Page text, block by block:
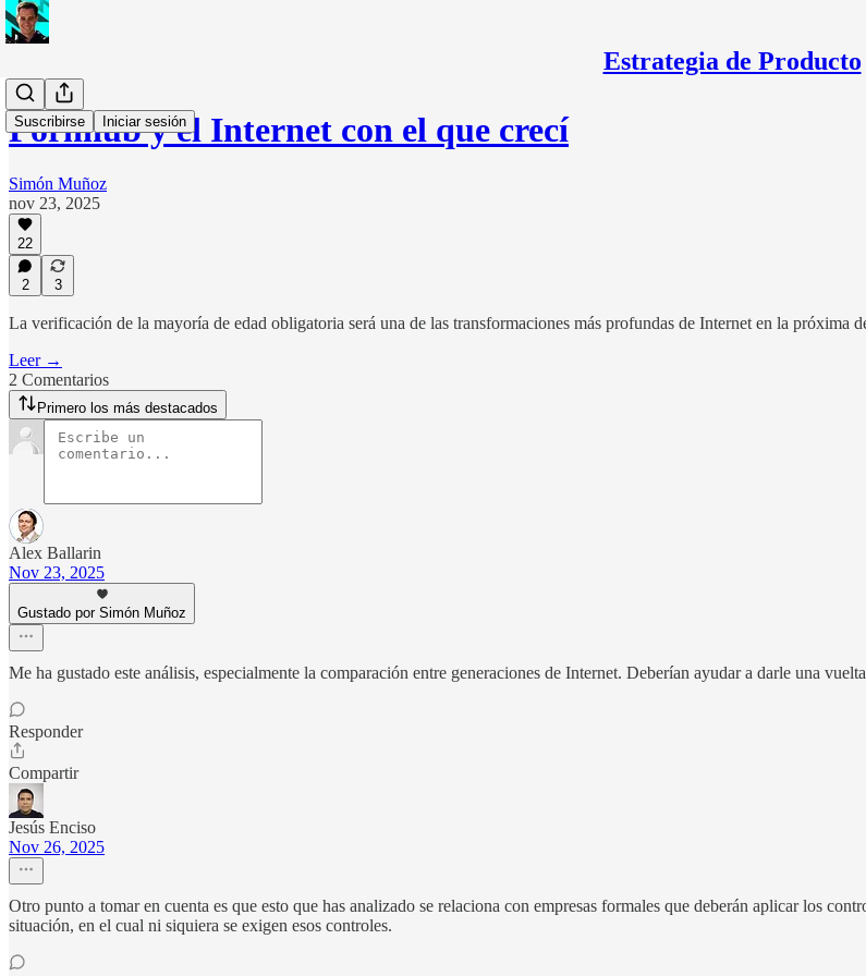
Estrategia de Producto
Suscribirse Iniciar sesión
Pornhub y el Internet con el que crecí
Simón Muñoz
nov 23, 2025
22
2 3
La verificación de la mayoría de edad obligatoria será una de las transformaciones más profundas de Internet en la próxima
Leer →
2 Comentarios
Primero los más destacados
Alex Ballarin
Nov 23, 2025
Gustado por Simón Muñoz
Me ha gustado este análisis, especialmente la comparación entre generaciones de Internet. Deberían ayudar a darle una
Responder
Compartir
Jesús Enciso
Nov 26, 2025
Otro punto a tomar en cuenta es que esto que has analizado se relaciona con empresas formales que deberán aplicar los
situación, en el cual ni siquiera se exigen esos controles.